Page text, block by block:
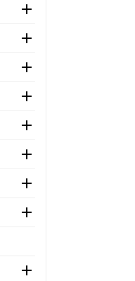








